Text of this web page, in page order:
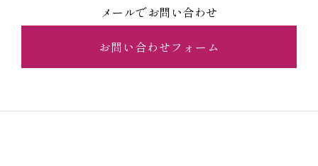
メールでお問い合わせ
お問い合わせフォーム